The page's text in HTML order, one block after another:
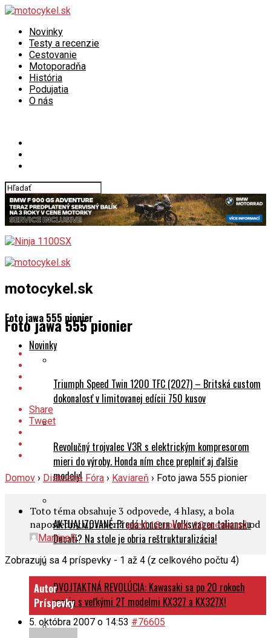
Novinky
Testy a recenzie
Cestovanie
Motoporadňa
História
Podujatia
O nás
motocykel.sk
Foto jawa 555 pionier
Novinky
Triumph Speed Twin 1200 TFC (2027) – Britská custom
dokonalosť v limitovanej edícii 750 kusov
Revolučný trojvalec V3R s elektrickým kompresorom
mieri do výroby. Honda ním chce preplniť aj ďalšie
modely!
AKTUALIZOVANÉ: Predá koncern Volkswagen taliansku
Ducati? Na stole je obria reštrukturalizácia!
DVOJTAKTNÁ REVOLÚCIA: Kawasaki sa po 20 rokoch
vracia s veľkými 2T modelmi KX327 a KX327X!
Foto jawa 555 pionier
Share
Tweet
Domov › Diskusné Fóra › Kaviareň › Foto jawa 555 pionier
Toto téma obsahuje 3 odpovede, 4 hlasy, a bola
naposledny upravenápred 18 rokmi, 10 mesiacmiod
MartineR.
Zobrazujú sa 4 príspevky - 1 až 4 (z celkového počtu 4)
Autor
Príspevky
5. októbra 2007 o 14:53 #76605